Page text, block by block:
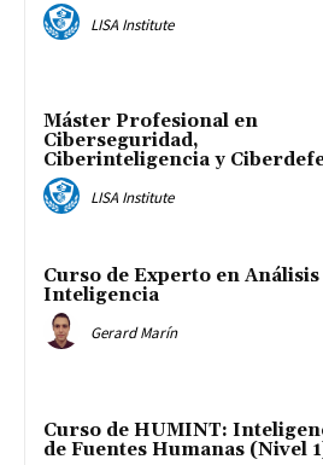
LISA Institute
Máster Profesional en
Ciberseguridad,
Ciberinteligencia y
LISA Institute
Curso de Experto en Análisis
Inteligencia
Gerard Marín
Curso de HUMINT:
de Fuentes Humanas (Nivel